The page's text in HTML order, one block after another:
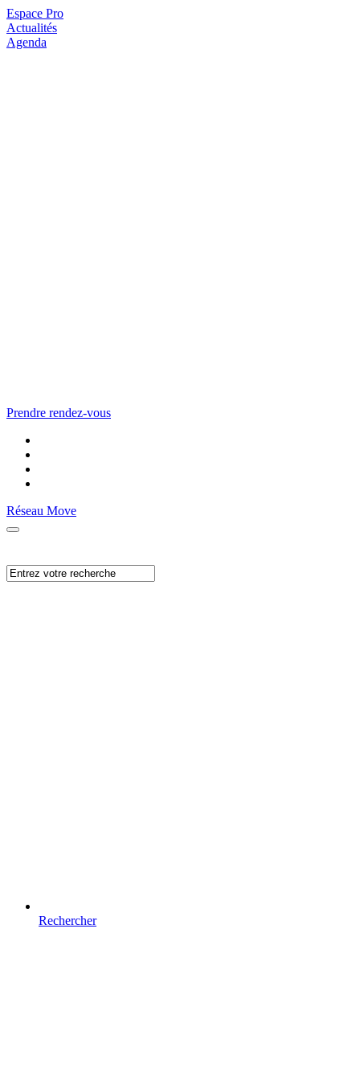
Espace Pro
Actualités
Agenda
Prendre rendez-vous
Réseau Move
Rechercher